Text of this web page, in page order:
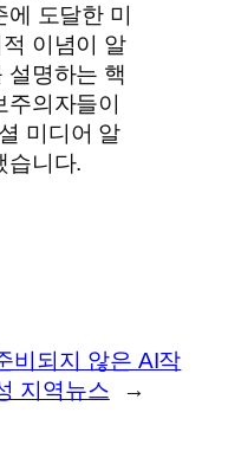
에 도달한 미
이념이 알
설명하는 핵
주의자들이
미디어 알
습니다.
비되지 않은 AI작
지역뉴스
→